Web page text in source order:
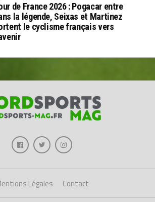
de France 2026 : Pogacar entre
la légende, Seixas et Martinez
le cyclisme français vers
Légales Contact